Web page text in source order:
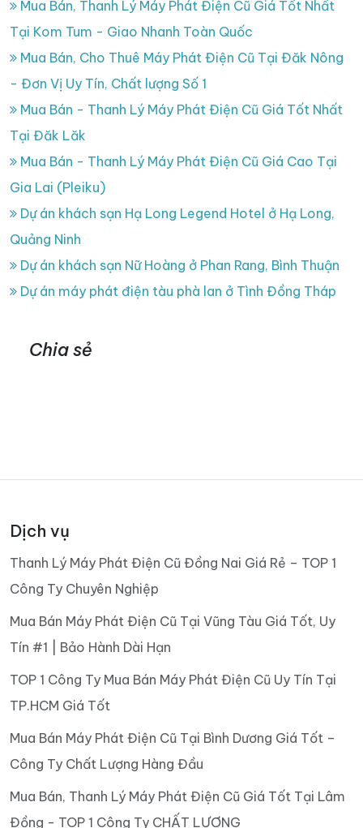
Mua Bán, Thanh Lý Máy Phát Điện Cũ Giá Tốt Nhất
Tại Kom Tum - Giao Nhanh Toàn Quốc
Mua Bán, Cho Thuê Máy Phát Điện Cũ Tại Đăk Nông
- Đơn Vị Uy Tín, Chất lượng Số 1
Mua Bán - Thanh Lý Máy Phát Điện Cũ Giá Tốt Nhất
Tại Đăk Lăk
Mua Bán - Thanh Lý Máy Phát Điện Cũ Giá Cao Tại
Gia Lai (Pleiku)
Dự án khách sạn Hạ Long Legend Hotel ở Hạ Long,
Quảng Ninh
Dự án khách sạn Nữ Hoàng ở Phan Rang, Bình Thuận
Dự án máy phát điện tàu phà lan ở Tình Đồng Tháp
Chia sẻ
Dịch vụ
Thanh Lý Máy Phát Điện Cũ Đồng Nai Giá Rẻ – TOP 1
Công Ty Chuyên Nghiệp
Mua Bán Máy Phát Điện Cũ Tại Vũng Tàu Giá Tốt, Uy
Tín #1 | Bảo Hành Dài Hạn
TOP 1 Công Ty Mua Bán Máy Phát Điện Cũ Uy Tín Tại
TP.HCM Giá Tốt
Mua Bán Máy Phát Điện Cũ Tại Bình Dương Giá Tốt –
Công Ty Chất Lượng Hàng Đầu
Mua Bán, Thanh Lý Máy Phát Điện Cũ Giá Tốt Tại Lâm
Đồng - TOP 1 Công Ty CHẤT LƯỢNG